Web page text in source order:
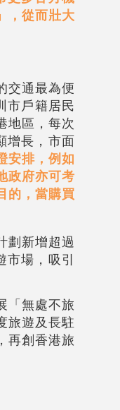
，從而壯大
交通最為便
市戶籍居民
地區，每次
增長，市面
安排，例如
政府亦可考
的，當購買
劃新增超過
市場，吸引
「無處不旅
旅遊及長駐
再創香港旅